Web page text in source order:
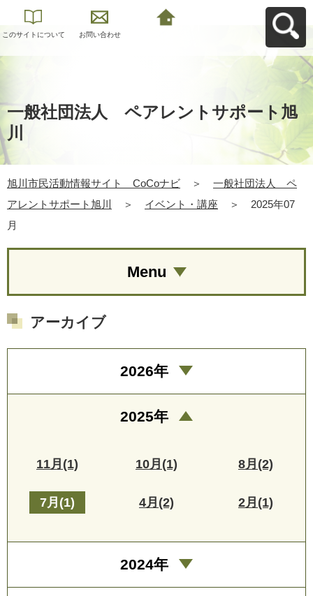
このサイトについて お問い合わせ
一般社団法人 ペアレントサポート旭
川
旭川市民活動情報サイト CoCoナビ ＞
一般社団法人 ペ
アレントサポート旭川
＞ イベント・講座 ＞
2025年07
月
Menu
アーカイブ
2026年
2025年
11月(1) 10月(1) 8月(2)
7月(1) 4月(2) 2月(1)
2024年